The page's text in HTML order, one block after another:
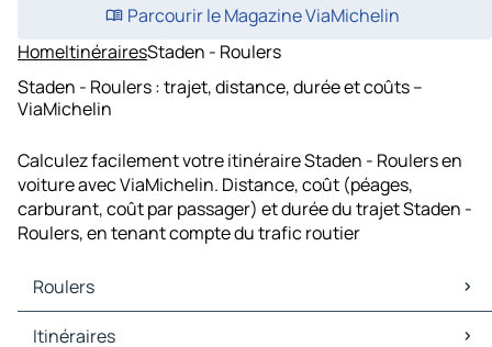
Parcourir le Magazine ViaMichelin
HomeItinérairesStaden - Roulers
Staden - Roulers : trajet, distance, durée et coûts –
ViaMichelin
Calculez facilement votre itinéraire Staden - Roulers en
voiture avec ViaMichelin. Distance, coût (péages,
carburant, coût par passager) et durée du trajet Staden -
Roulers, en tenant compte du trafic routier
Roulers
Roulers Cartes et plans
Itinéraires